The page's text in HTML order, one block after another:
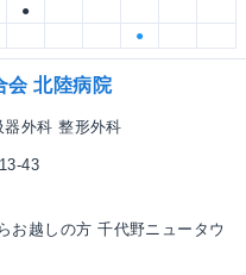
●
●
会 北陸病院
外科 整形外科
43
お越しの方 千代野ニュータウ